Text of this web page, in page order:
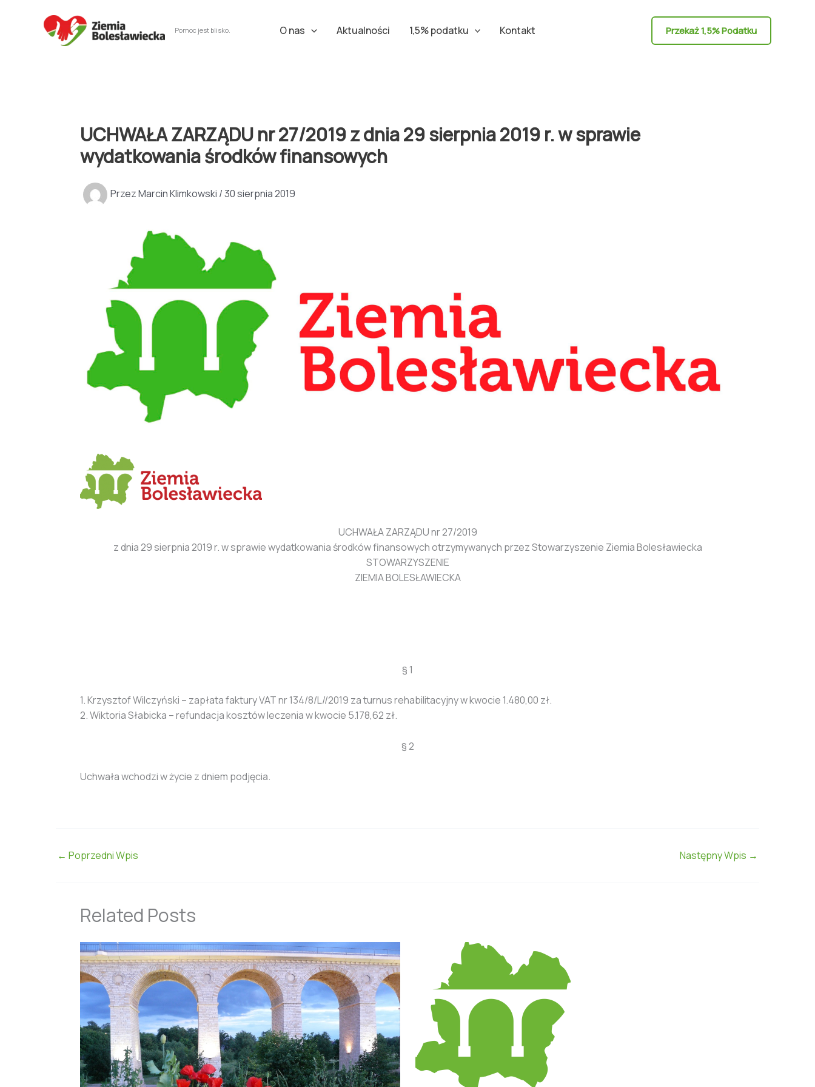
Pomoc jest blisko. O nas Aktualności 1,5% podatku Kontakt Przekaż 1,5% Podatku
UCHWAŁA ZARZĄDU nr 27/2019 z dnia 29 sierpnia 2019 r. w sprawie
wydatkowania środków finansowych
PrzezMarcin Klimkowski /30 sierpnia 2019
UCHWAŁA ZARZĄDU nr 27/2019
z dnia 29 sierpnia 2019 r. w sprawie wydatkowania środków finansowych otrzymywanych przez Stowarzyszenie Ziemia Bolesławiecka
STOWARZYSZENIE
ZIEMIA BOLESŁAWIECKA
§ 1
1. Krzysztof Wilczyński – zapłata faktury VAT nr 134/8/L//2019 za turnus rehabilitacyjny w kwocie 1.480,00 zł.
2. Wiktoria Słabicka – refundacja kosztów leczenia w kwocie 5.178,62 zł.
§ 2
Uchwała wchodzi w życie z dniem podjęcia.
← Poprzedni Wpis Następny Wpis →
Related Posts